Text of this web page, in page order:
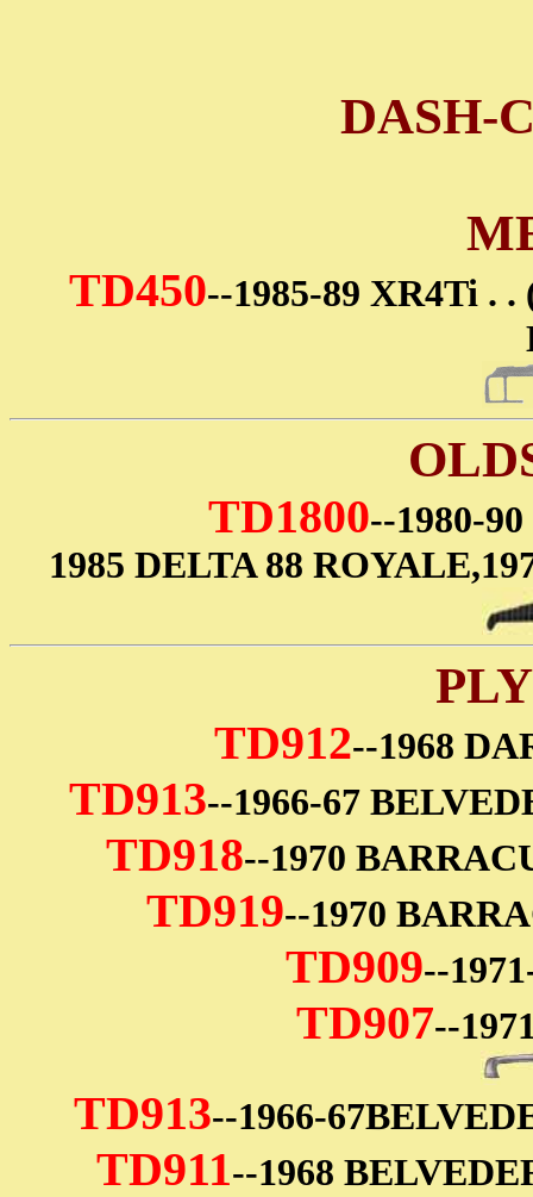
DASH-
TD450--1985-89 XR4Ti .
TD1800--1980-
1985 DELTA 88
TD912--1968
TD913--1966-67
TD918--1970
TD919--1970
TD909--
TD907--
TD913--1966-
TD911--1968